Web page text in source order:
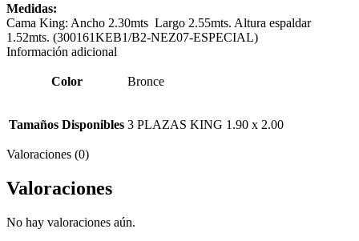
Medidas:
Cama King: Ancho 2.30mts Largo 2.55mts. Altura espaldar
1.52mts. (300161KEB1/B2-NEZ07-ESPECIAL)
Información adicional
Color Bronce
Tamaños Disponibles 3 PLAZAS KING 1.90 x 2.00
Valoraciones (0)
Valoraciones
No hay valoraciones aún.